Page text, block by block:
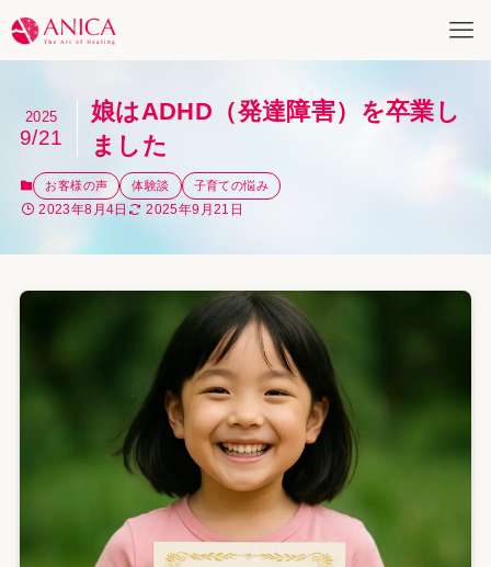
娘はADHD（発達障害）を卒業し
ました
2025
9/21
お客様の声 体験談 子育ての悩み
2023年8月4日 2025年9月21日